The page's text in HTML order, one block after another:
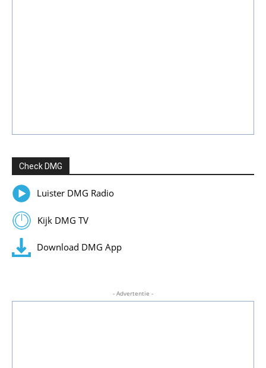
Check DMG
Luister DMG Radio
Kijk DMG TV
Download DMG App
- Advertentie -